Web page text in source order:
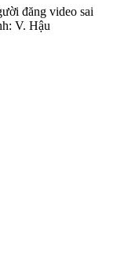
đăng video sai
V. Hậu